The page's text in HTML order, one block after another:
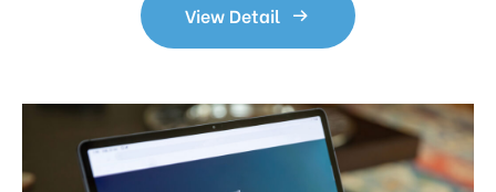
View Detail